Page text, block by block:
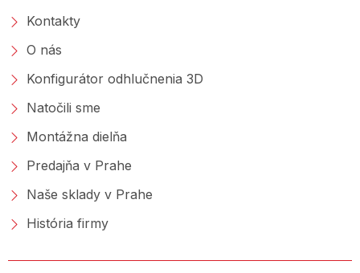
Kontakty
O nás
Konfigurátor odhlučnenia 3D
Natočili sme
Montážna dielňa
Predajňa v Prahe
Naše sklady v Prahe
História firmy